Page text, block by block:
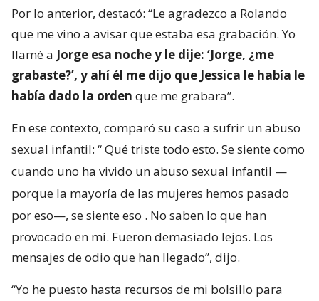
Por lo anterior, destacó: “Le agradezco a Rolando
que me vino a avisar que estaba esa grabación. Yo
llamé a Jorge esa noche y le dije: ‘Jorge, ¿me
grabaste?’, y ahí él me dijo que Jessica le había le
había dado la orden que me grabara”.
En ese contexto, comparó su caso a sufrir un abuso
sexual infantil: “Qué triste todo esto. Se siente como
cuando uno ha vivido un abuso sexual infantil —
porque la mayoría de las mujeres hemos pasado
por eso—, se siente eso . No saben lo que han
provocado en mí. Fueron demasiado lejos. Los
mensajes de odio que han llegado”, dijo.
“Yo he puesto hasta recursos de mi bolsillo para